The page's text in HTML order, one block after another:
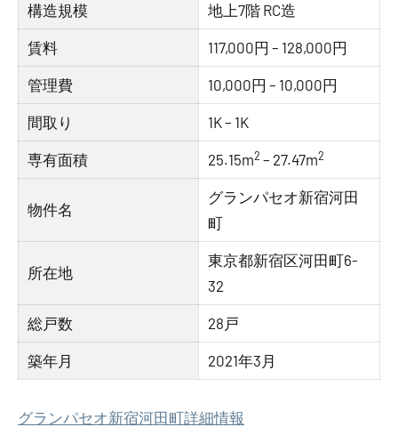
構造規模 地上7階 RC造
賃料 117,000円 – 128,000円
管理費 10,000円 – 10,000円
間取り 1K – 1K
専有面積 25.15m2 – 27.47m2
物件名
グランパセオ新宿河田
町
所在地
東京都新宿区河田町6-
32
総戸数 28戸
築年月 2021年3月
グランパセオ新宿河田町詳細情報